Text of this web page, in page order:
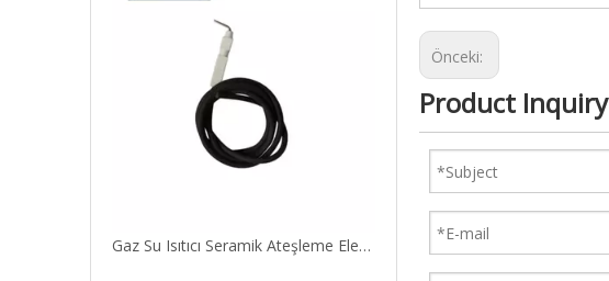
Gaz Su Isıtıcı Seramik Ateşleme Elektrot
Önceki:
Product Inquiry